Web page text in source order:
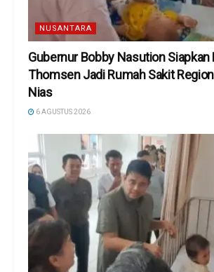
NUSANTARA
Gubernur Bobby Nasution Siapkan
Thomsen Jadi Rumah Sakit
Nias
6 AGUSTUS 2026